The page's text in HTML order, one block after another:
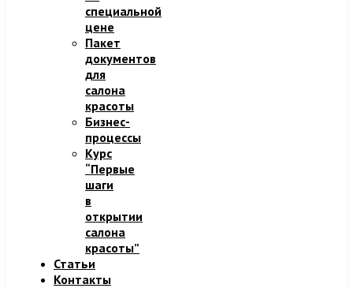
специальной
цене
Пакет
документов
для
салона
красоты
Бизнес-
процессы
Курс
“Первые
шаги
в
открытии
салона
красоты”
Статьи
Контакты